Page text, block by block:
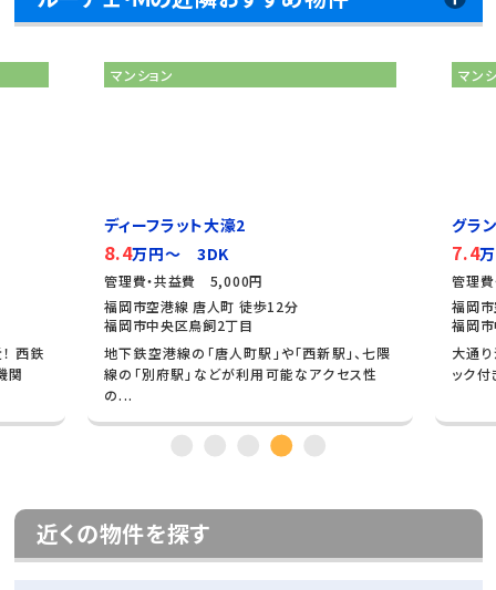
西鉄
関
マンション
ディーフラット大濠2
8.4万円～ 3DK
管理費・共益費 5,000円
福岡市空港線 唐人町 徒歩12分
福岡市中央区鳥飼2丁目
地下鉄空港線の「唐人町駅」や「西新駅」、七隈
線の「別府駅」などが利用可能なアクセス性
の...
マン
グラ
7.4
管理
福岡
福岡
大通
ック
近くの物件を探す